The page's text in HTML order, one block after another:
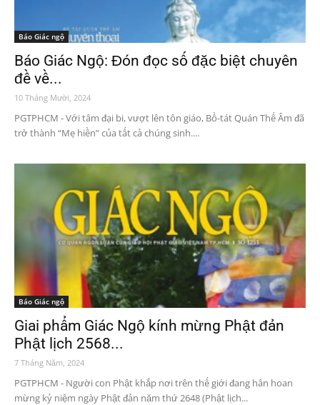
Báo Giác ngộ
Báo Giác Ngộ: Đón đọc số đặc biệt chuyên
đề về...
10 Tháng Mười, 2024
PGTPHCM - Với tâm đại bi, vượt lên tôn giáo, Bồ-tát Quán Thế Âm đã
trở thành “Mẹ hiền” của tất cả chúng sinh....
Báo Giác ngộ
Giai phẩm Giác Ngộ kính mừng Phật đản
Phật lịch 2568...
7 Tháng Năm, 2024
PGTPHCM - Người con Phật khắp nơi trên thế giới đang hân hoan
mừng kỷ niệm ngày Phật đản năm thứ 2648 (Phật lịch...